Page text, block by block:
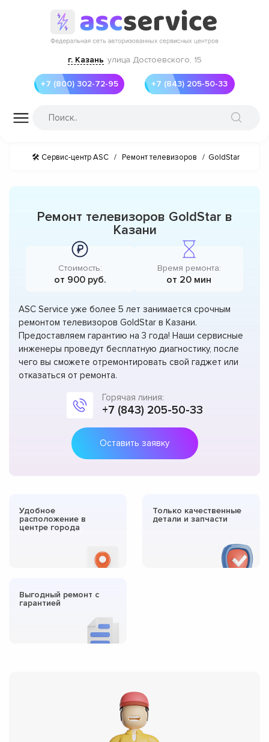
г. Казань улица Достоевского, 15
+7 (800) 302-72-95 +7 (843) 205-50-33
🛠 Сервис-центр ASC / Ремонт телевизоров / GoldStar
Ремонт телевизоров GoldStar в
Казани
Стоимость:
от 900 руб.
Время ремонта:
от 20 мин
ASC Service уже более 5 лет занимается срочным
ремонтом телевизоров GoldStar в Казани.
Предоставляем гарантию на 3 года! Наши сервисные
инженеры проведут бесплатную диагностику, после
чего вы сможете отремонтировать свой гаджет или
отказаться от ремонта.
Горячая линия:
+7 (843) 205-50-33
Оставить заявку
Удобное
расположение в
центре города
Только качественные
детали и запчасти
Выгодный ремонт с
гарантией